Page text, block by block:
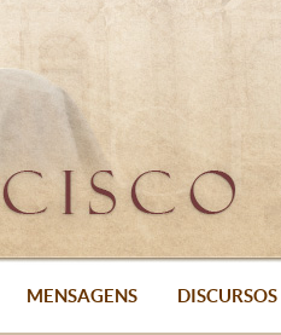
MENSAGENS DISCURSOS